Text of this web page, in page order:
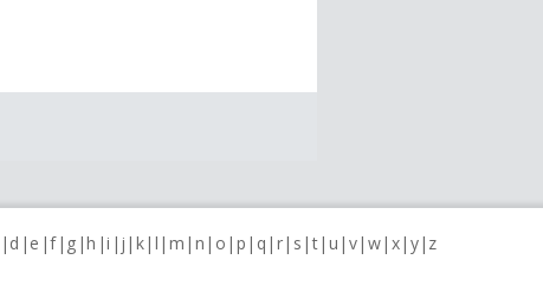
d e f g h i j k l m n o p q r s t u v w x y z